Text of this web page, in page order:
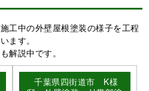
工中の外壁屋根塗装の様子を工程
ます。
解説中です。
千葉県四街道市 K様